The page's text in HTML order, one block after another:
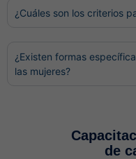
¿Cuáles son los criterios
¿Existen formas
las mujeres?
de